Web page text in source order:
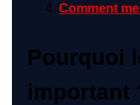
Comment
Pourquoi
important